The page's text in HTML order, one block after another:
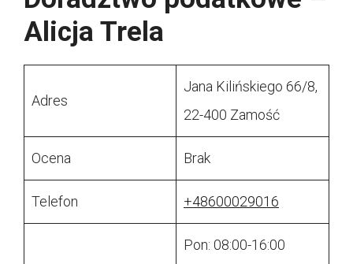
Alicja Trela
Adres
Jana Kilińskiego 66/8,
22-400 Zamość
Ocena Brak
Telefon +48600029016
Pon: 08:00-16:00